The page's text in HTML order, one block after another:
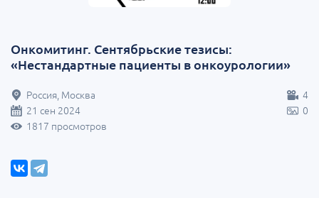
Онкомитинг. Сентябрьские тезисы:
«Нестандартные пациенты в онкоурологии»
4
Россия, Москва
0
21 сен 2024
1817 просмотров